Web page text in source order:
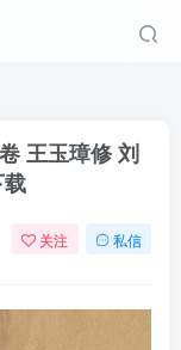
王玉璋修 刘
关注 私信